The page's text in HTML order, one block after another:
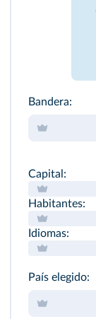
Bandera:
Capital:
Habitantes:
Idiomas:
País elegido: